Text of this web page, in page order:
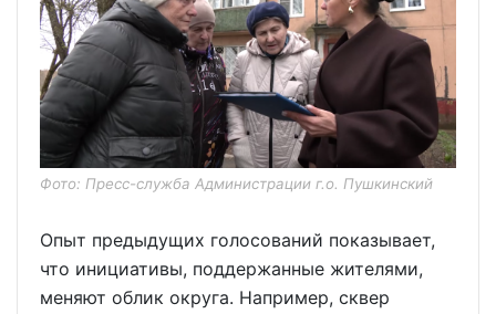
Фото: Пресс-служба Администрации г.о. Пушкинский
Опыт предыдущих голосований показывает,
что инициативы, поддержанные жителями,
меняют облик округа. Например, сквер